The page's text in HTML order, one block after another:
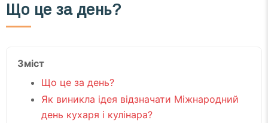
Що це за день?
Зміст
Що це за день?
Як виникла ідея відзначати Міжнародний
день кухаря і кулінара?